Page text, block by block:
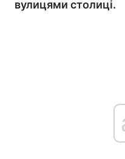
вулицями столиці.